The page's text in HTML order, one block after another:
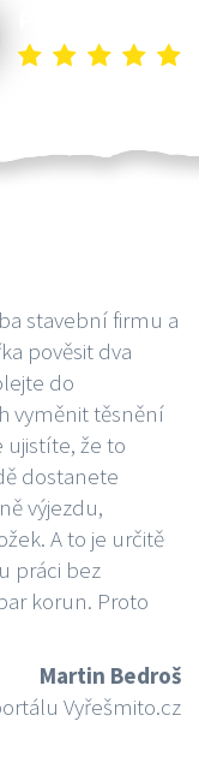
stavební firmu a
pověsit dva
do
vyměnit těsnění
ujistíte, že to
dostanete
výjezdu,
A to je určitě
práci bez
korun. Proto
Martin Bedroš
Vyřešmito.cz